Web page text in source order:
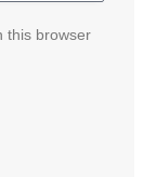
this browser